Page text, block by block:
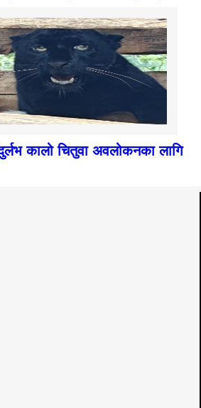
कालो चितुवा अवलोकनका लागि